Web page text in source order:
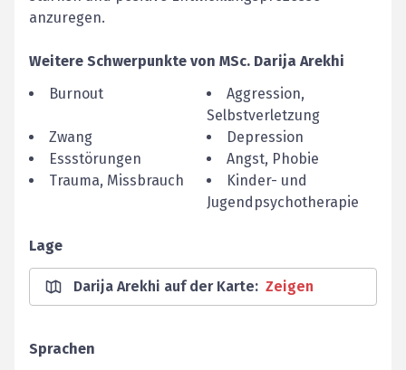
anzuregen.
Weitere Schwerpunkte von MSc. Darija Arekhi
Burnout
Aggression,
Selbstverletzung
Zwang
Depression
Essstörungen
Angst, Phobie
Trauma, Missbrauch
Kinder- und
Jugendpsychotherapie
Lage
Darija Arekhi auf der Karte: Zeigen
Sprachen